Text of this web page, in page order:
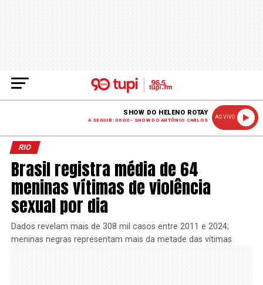
SHOW DO HELENO ROTAY
A SEGUIR: 06:00 - SHOW DO ANTÔNIO CARLOS
AO VIVO
RIO
Brasil registra média de 64
meninas vítimas de violência
sexual por dia
Dados revelam mais de 308 mil casos entre 2011 e 2024;
meninas negras representam mais da metade das vítimas